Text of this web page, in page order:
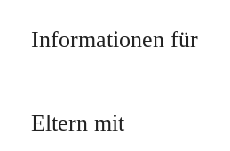
Informationen für
Eltern mit